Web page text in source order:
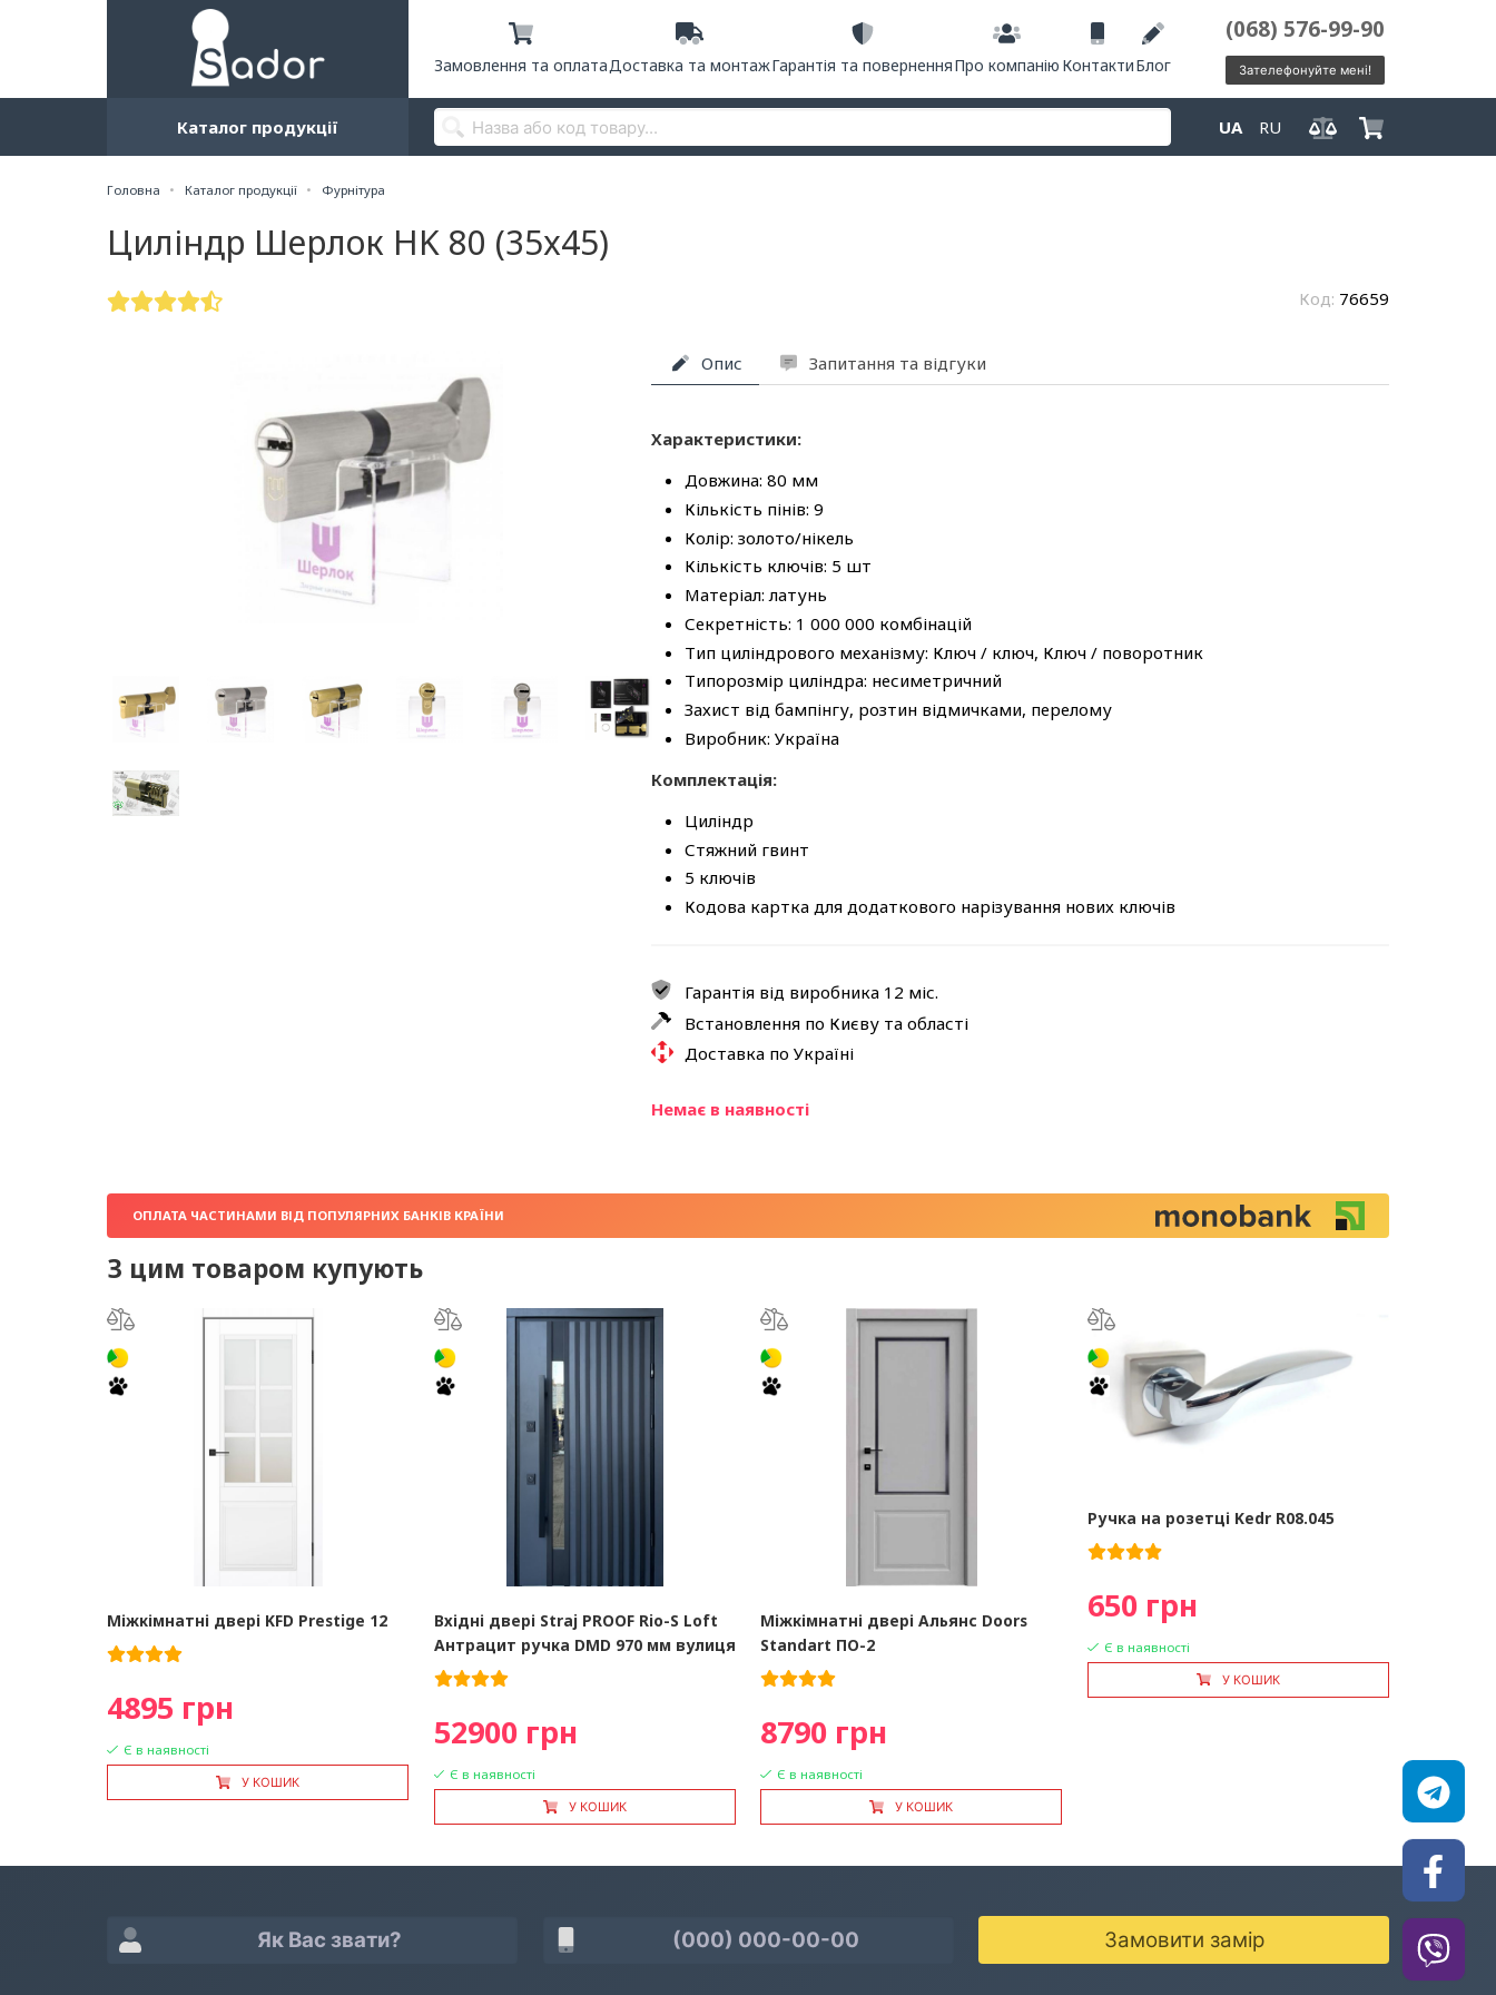
Замовлення та оплатаДоставка та монтажГарантія та поверненняПро компанію КонтактиБлог
(068) 576-99-90
Зателефонуйте мені!
Каталог продукції UA RU
Головна Каталог продукції Фурнітура
Циліндр Шерлок HK 80 (35x45)
Код: 76659
Опис Запитання та відгуки
Характеристики:
Довжина: 80 мм
Кількість пінів: 9
Колір: золото/нікель
Кількість ключів: 5 шт
Матеріал: латунь
Секретність: 1 000 000 комбінацій
Тип циліндрового механізму: Ключ / ключ, Ключ / поворотник
Типорозмір циліндра: несиметричний
Захист від бампінгу, розтин відмичками, перелому
Виробник: Україна
Комплектація:
Циліндр
Стяжний гвинт
5 ключів
Кодова картка для додаткового нарізування нових ключів
Гарантія від виробника 12 міс.
Встановлення по Києву та області
Доставка по Україні
Немає в наявності
ОПЛАТА ЧАСТИНАМИ ВІД ПОПУЛЯРНИХ БАНКІВ КРАЇНИ
З цим товаром купують
Міжкімнатні двері KFD Prestige 12
4895 грн
Є в наявності
У КОШИК
Вхідні двері Straj PROOF Rio-S Loft
Антрацит ручка DMD 970 мм вулиця
52900 грн
Є в наявності
У КОШИК
Міжкімнатні двері Альянс Doors
Standart ПО-2
8790 грн
Є в наявності
У КОШИК
Ручка на розетці Kedr R08.045
650 грн
Є в наявності
У КОШИК
Замовити замір